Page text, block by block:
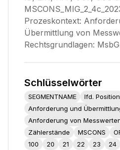
Prozeskontext:
Übermittlung von
Rechtsgrundlagen:
Schlüsselwörter
SEGMENTNAME lfd. Position
Anforderung und
Anforderung von
Zählerstände
MSCONS
100
20 21 22 23 24